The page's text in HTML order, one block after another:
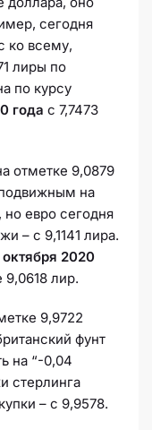
сегодня
ко всему,
лиры по
по курсу
года с 7,7473
отметке 9,0879
на
евро сегодня
– с 9,1141 лира.
октября 2020
лир.
9,9722
фунт
на “-0,04
стерлинга
– с 9,9578.